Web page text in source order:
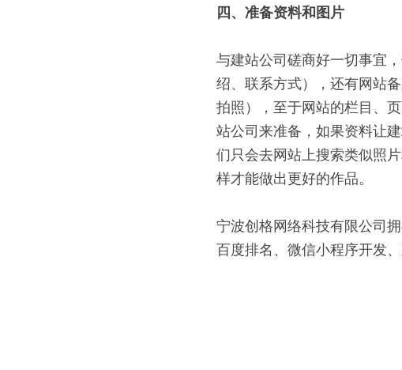
四、准备资料和图片
与建站公司磋商好一切事宜
绍、联系方式），还有网站
拍照），至于网站的栏目、
站公司来准备，如果资料让
们只会去网站上搜索类似照
样才能做出更好的作品。
宁波创格网络科技有限公司
百度排名、微信小程序开发、